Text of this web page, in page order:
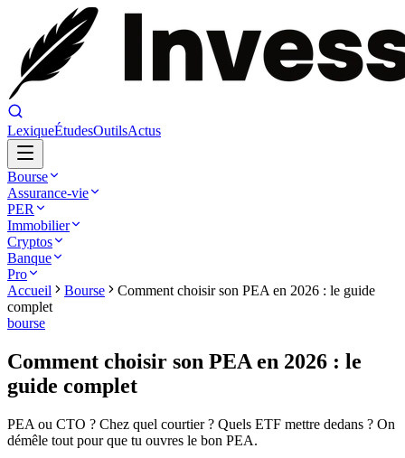
LexiqueÉtudesOutilsActus
Bourse
Assurance-vie
PER
Immobilier
Cryptos
Banque
Pro
Accueil
Bourse
Comment choisir son PEA en 2026 : le guide
complet
bourse
Comment choisir son PEA en 2026 : le
guide complet
PEA ou CTO ? Chez quel courtier ? Quels ETF mettre dedans ? On
démêle tout pour que tu ouvres le bon PEA.